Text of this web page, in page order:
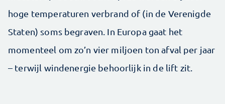
hoge temperaturen verbrand of (in de Verenigde
Staten) soms begraven. In Europa gaat het
momenteel om zo’n vier miljoen ton afval per jaar
– terwijl windenergie behoorlijk in de lift zit.